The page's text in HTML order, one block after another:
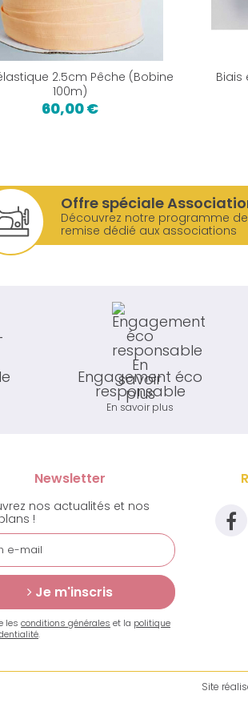
2.5cm Pêche (Bobine
100m)
60,00 €
Biais
Offre spéciale
Découvrez notre programme de
remise dédié aux associations
Engagement éco
responsable
En savoir plus
Newsletter
nos actualités et nos
!
Je m'inscris
les conditions générales et la politique
.
Site